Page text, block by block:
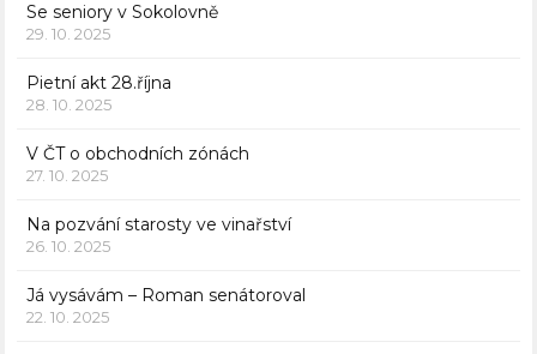
Se seniory v Sokolovně
29. 10. 2025
Pietní akt 28.října
28. 10. 2025
V ČT o obchodních zónách
27. 10. 2025
Na pozvání starosty ve vinařství
26. 10. 2025
Já vysávám – Roman senátoroval
22. 10. 2025